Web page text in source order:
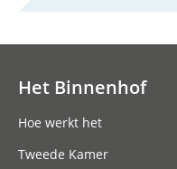
Het Binnenhof
Hoe werkt het
Tweede Kamer